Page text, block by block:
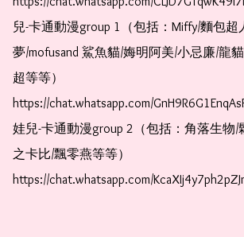
兒-卡通動漫group 1（包括：Miffy/麵包超
夢/mofusand 鯊魚貓/娒明阿美/小忌廉/龍
超等等）
https://chat.whatsapp.com/
娃兒-卡通動漫group 2（包括：角落生物/
之卡比/飄零燕等等）
https://chat.whatsapp.com/